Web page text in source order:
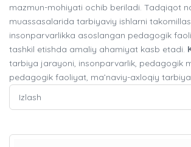
mazmun-mohiyati ochib beriladi. Tadqiqot
muassasalarida tarbiyaviy ishlarni
insonparvarlikka asoslangan pedagogik
tashkil etishda amaliy ahamiyat kasb etadi.
tarbiya jarayoni, insonparvarlik, pedagogik
pedagogik faoliyat, ma’naviy-axloqiy